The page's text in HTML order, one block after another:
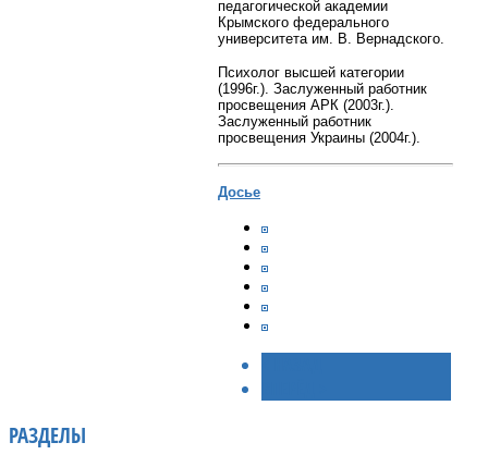
педагогической академии
Крымского федерального
университета им. В. Вернадского.
Психолог высшей категории
(1996г.). Заслуженный работник
просвещения АРК (2003г.).
Заслуженный работник
просвещения Украины (2004г.).
Досье
РАЗДЕЛЫ